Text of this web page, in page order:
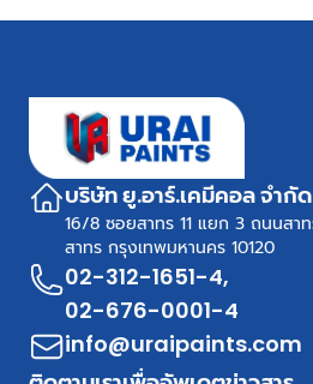
บริษัท ยู.อาร์.เคมีคอล จำกัด
16/8 ซอยสาทร 11 แยก 3 ถนนสาท
สาทร กรุงเทพมหานคร 10120
02-312-1651-4,
02-676-0001-4
info@uraipaints.com